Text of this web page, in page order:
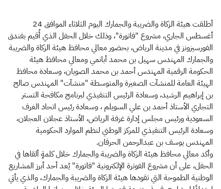
أطلقت هيئة الزكاة والضريبة والجمارك اليوم الثلاثاء الموافق 24
أغسطس الجاري، مشروع "فاتورة"، وذلك خلال الحفل الذي أُقيم بفندق
الفورسيزونز في مدينة الرياض، بحضور معالي محافظ هيئة الزكاة والضريبة
والجمارك المهندس سهيل بن محمد أبانمي ومعالي محافظ هيئة
الحكومة الرقمية المهندس أحمد بن محمد الصويان، وسعادة محافظ
الهيئة العامة للمنشآت الصغيرة والمتوسطة "منشآت" المهندس صالح
بن إبراهيم الرشيد، وسعادة الرئيس التنفيذي لبرنامج مكافحة التستر
التجاري الأستاذ أحمد بن علي السويلم ، وسعادة رئيس اتحاد الغرف
السعودية ورئيس مجلس إدارة غرفة الرياض، الأستاذ عجلان العجلان،
وسعادة الرئيس التنفيذي للمركز الوطني لنظم الموارد الحكومية
المهندس يوسف بن عبدالرحمن الحرقان.
وأكد معالي محافظ هيئة الزكاة والضريبة والجمارك خلال كلمةٍ ألقاها في
الحفل، على أن مشروع الفوترة الإلكترونية "فاتورة" يُعد أحد أبرز المشاريع
الوطنية الطموحة التي تقودها هيئة الزكاة والضريبة والجمارك، والذي يأتي